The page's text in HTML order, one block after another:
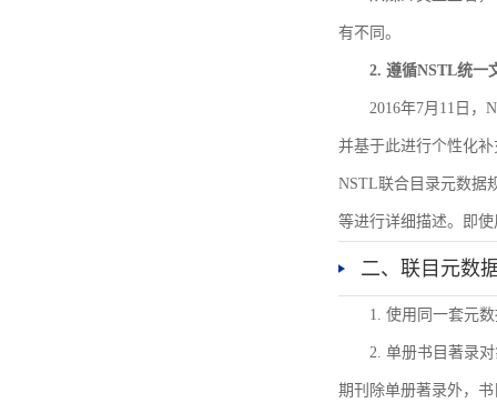
有不同。
2. 遵循NSTL统一
2016年7月11日，
并基于此进行个性化
NSTL联合目录元数据
等进行详细描述。即
二、联目元数
1. 使用同一套元
2. 单册书目著录
期刊除单册著录外，